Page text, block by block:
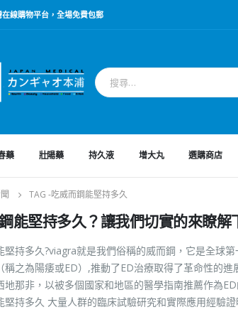
線購物平台，全場免費包郵
藥 壯陽藥 持久液 增大丸 選購商店
TAG -吃威而鋼能堅持多久
能堅持多久？讓我們切實的來瞭解
堅持多久?viagra就是我們俗稱的威而鋼，它是全球
稱之為陽痿或ED）,推動了ED治療取得了革命性的
地那非，以被多個國家和地區的醫學指南推薦作為
堅持多久 大量人群的臨床試驗研究和實際應用經驗